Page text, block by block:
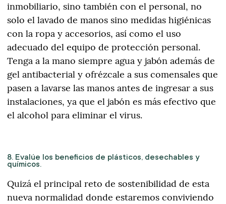
inmobiliario, sino también con el personal, no
solo el lavado de manos sino medidas higiénicas
con la ropa y accesorios, así como el uso
adecuado del equipo de protección personal.
Tenga a la mano siempre agua y jabón además de
gel antibacterial y ofrézcale a sus comensales que
pasen a lavarse las manos antes de ingresar a sus
instalaciones, ya que el jabón es más efectivo que
el alcohol para eliminar el virus.
8. Evalúe los beneficios de plásticos, desechables y
químicos.
Quizá el principal reto de sostenibilidad de esta
nueva normalidad donde estaremos conviviendo